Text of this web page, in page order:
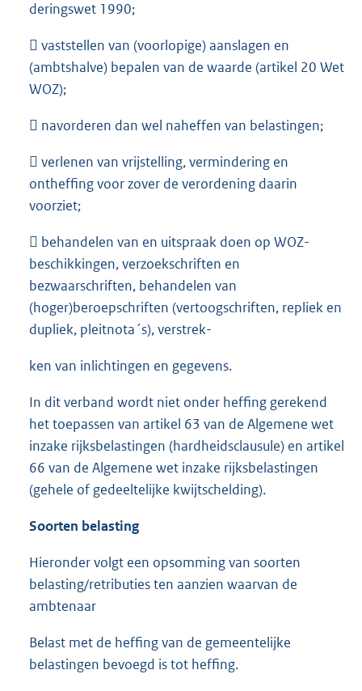
deringswet 1990;
 vaststellen van (voorlopige) aanslagen en
(ambtshalve) bepalen van de waarde (artikel 20 Wet
WOZ);
 navorderen dan wel naheffen van belastingen;
 verlenen van vrijstelling, vermindering en
ontheffing voor zover de verordening daarin
voorziet;
 behandelen van en uitspraak doen op WOZ-
beschikkingen, verzoekschriften en
bezwaarschriften, behandelen van
(hoger)beroepschriften (vertoogschriften, repliek en
dupliek, pleitnota´s), verstrek-
ken van inlichtingen en gegevens.
In dit verband wordt niet onder heffing gerekend
het toepassen van artikel 63 van de Algemene wet
inzake rijksbelastingen (hardheidsclausule) en artikel
66 van de Algemene wet inzake rijksbelastingen
(gehele of gedeeltelijke kwijtschelding).
Soorten belasting
Hieronder volgt een opsomming van soorten
belasting/retributies ten aanzien waarvan de
ambtenaar
Belast met de heffing van de gemeentelijke
belastingen bevoegd is tot heffing.